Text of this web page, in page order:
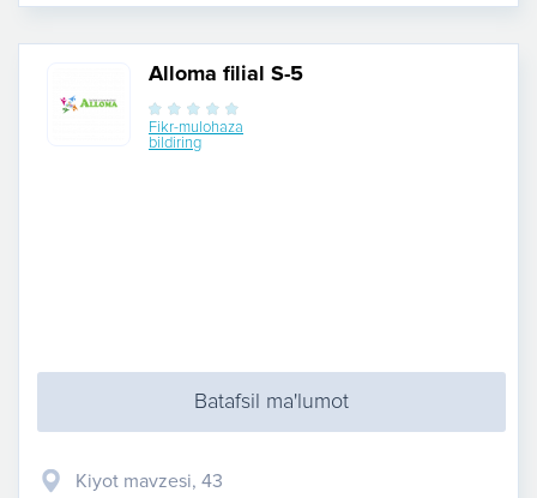
Alloma filial S-5
Fikr-mulohaza
bildiring
Batafsil ma'lumot
Kiyot mavzesi, 43